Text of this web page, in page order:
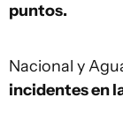
puntos.
Nacional y
incidentes en